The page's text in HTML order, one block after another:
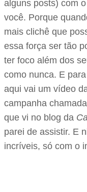
alguns posts) com
você. Porque
mais clichê que
essa força ser tão
ter foco além dos
como nunca. E
aqui vai um vídeo
campanha chamada
que vi no blog da
parei de assistir. E
incríveis, só com o